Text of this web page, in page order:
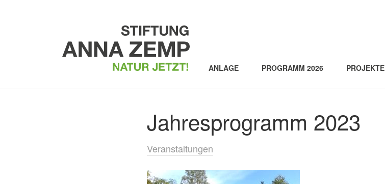
ANLAGE PROGRAMM 2026 PROJEKTE
Jahresprogramm 2023
Veranstaltungen